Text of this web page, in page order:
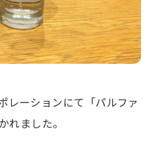
レーションにて「パルファ
れました。